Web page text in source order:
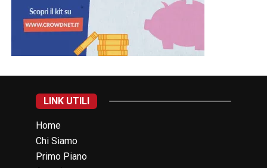
LINK UTILI
Home
Chi Siamo
Primo Piano